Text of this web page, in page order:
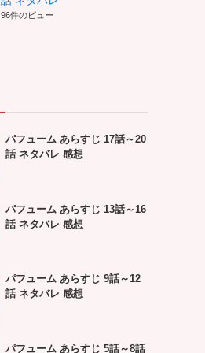
96件のビュー
パフューム あらすじ 17話～20
話 ネタバレ 感想
パフューム あらすじ 13話～16
話 ネタバレ 感想
パフューム あらすじ 9話～12
話 ネタバレ 感想
パフューム あらすじ 5話～8話